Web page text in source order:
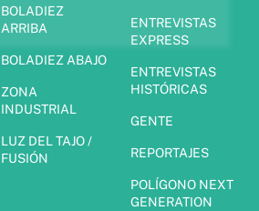
BOLADIEZ
ARRIBA
BOLADIEZ ABAJO
ZONA
INDUSTRIAL
LUZ DEL TAJO /
FUSIÓN
ENTREVISTAS
EXPRESS
ENTREVISTAS
HISTÓRICAS
GENTE
REPORTAJES
POLÍGONO NEXT
GENERATION